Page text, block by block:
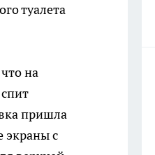
туалета
на
пришла
экраны с